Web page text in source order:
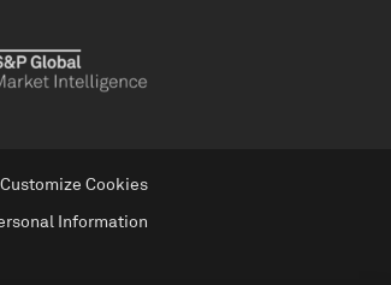
Customize Cookies
Information